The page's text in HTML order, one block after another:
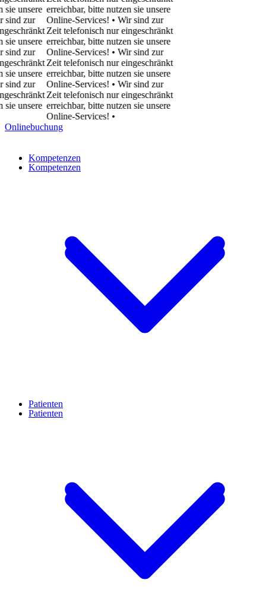
zur
zur
zur
erreichbar, bitte nutzen sie unsere
Online-Services! • Wir sind zur
Zeit telefonisch nur eingeschränkt
erreichbar, bitte nutzen sie unsere
Online-Services! • Wir sind zur
Zeit telefonisch nur eingeschränkt
erreichbar, bitte nutzen sie unsere
Online-Services! • Wir sind zur
Zeit telefonisch nur eingeschränkt
erreichbar, bitte nutzen sie unsere
Online-Services!•
Onlinebuchung
Kompetenzen
Patienten
Kompetenzen
Patienten